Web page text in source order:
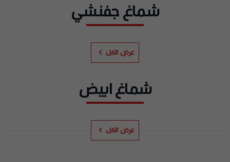
شماغ جفنشي
عرض الكل
شماغ ابيض
عرض الكل